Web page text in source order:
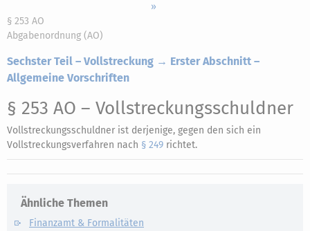
»
§ 253 AO
Abgabenordnung (AO)
Sechster Teil – Vollstreckung → Erster Abschnitt –
Allgemeine Vorschriften
§ 253 AO – Vollstreckungsschuldner
Vollstreckungsschuldner ist derjenige, gegen den sich ein
Vollstreckungsverfahren nach § 249 richtet.
Ähnliche Themen
Finanzamt & Formalitäten